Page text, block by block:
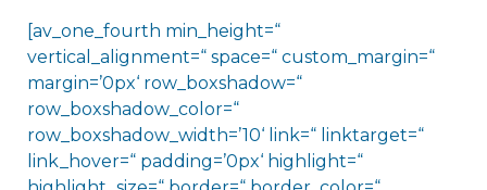
[av_one_fourth min_height=“
vertical_alignment=“ space=“ custom_margin=“
margin=’0px‘ row_boxshadow=“
row_boxshadow_color=“
row_boxshadow_width=’10‘ link=“ linktarget=“
link_hover=“ padding=’0px‘ highlight=“